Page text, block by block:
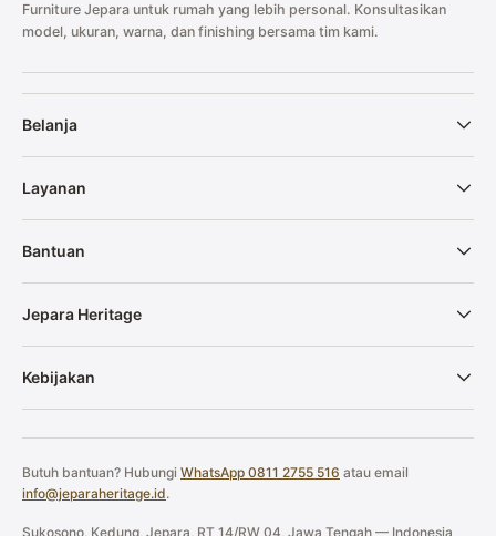
Furniture Jepara untuk rumah yang lebih personal. Konsultasikan
model, ukuran, warna, dan finishing bersama tim kami.
Belanja
Layanan
Bantuan
Jepara Heritage
Kebijakan
Butuh bantuan? Hubungi WhatsApp 0811 2755 516 atau email
info@jeparaheritage.id.
Sukosono, Kedung, Jepara, RT 14/RW 04, Jawa Tengah — Indonesia